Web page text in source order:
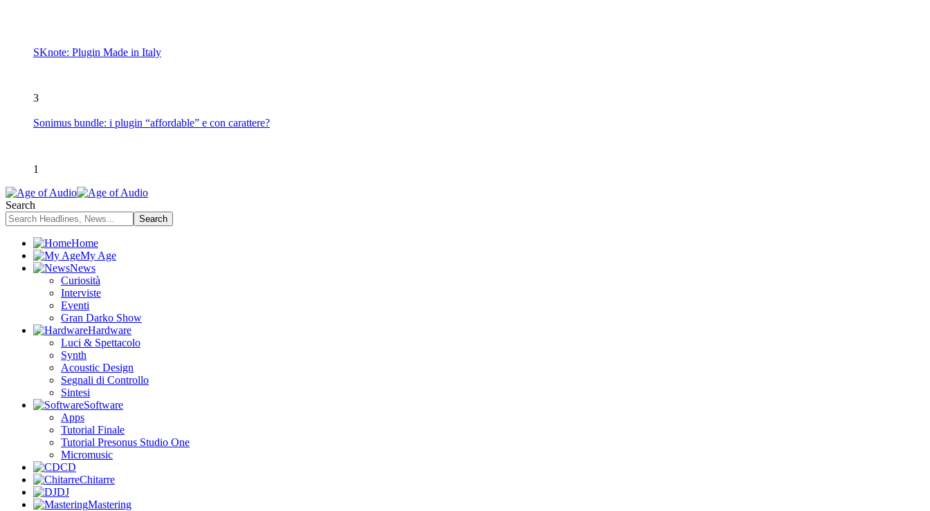
SKnote: Plugin Made in Italy
3
Sonimus bundle: i plugin “affordable” e con carattere?
1
Search
Home
My Age
News
Curiosità
Interviste
Eventi
Gran Darko Show
Hardware
Luci & Spettacolo
Synth
Acoustic Design
Segnali di Controllo
Sintesi
Software
Apps
Tutorial Finale
Tutorial Presonus Studio One
Micromusic
CD
Chitarre
DJ
Mastering